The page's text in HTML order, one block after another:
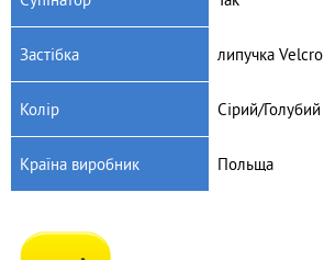
Застібка липучка Velcro
Колір Сірий/Голубий
Країна виробник Польща